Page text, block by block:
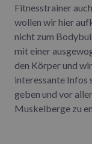
Fitnesstrainer
wollen wir hier
nicht zum
mit einer
den Körper und
interessante Infos
geben und vor
Muskelberge zu